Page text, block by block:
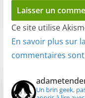
Ce site utilise
En savoir plus sur
commentaires
Un brin geek,